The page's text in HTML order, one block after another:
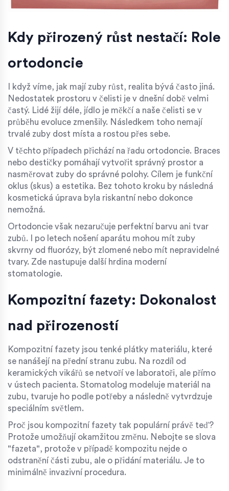
Kdy přirozený růst nestačí: Role
ortodoncie
I když víme, jak mají zuby růst, realita bývá často jiná.
Nedostatek prostoru v čelisti je v dnešní době velmi
častý. Lidé žijí déle, jídlo je měkčí a naše čelisti se v
průběhu evoluce zmenšily. Následkem toho nemají
trvalé zuby dost místa a rostou přes sebe.
V těchto případech přichází na řadu ortodoncie. Braces
nebo destičky pomáhají vytvořit správný prostor a
nasměrovat zuby do správné polohy. Cílem je funkční
oklus (skus) a estetika. Bez tohoto kroku by následná
kosmetická úprava byla riskantní nebo dokonce
nemožná.
Ortodoncie však nezaručuje perfektní barvu ani tvar
zubů. I po letech nošení aparátu mohou mít zuby
skvrny od fluorózy, být zlomené nebo mít nepravidelné
tvary. Zde nastupuje další hrdina moderní
stomatologie.
Kompozitní fazety: Dokonalost
nad přirozeností
Kompozitní fazety jsou tenké plátky materiálu, které
se nanášejí na přední stranu zubu. Na rozdíl od
keramických vikářů se netvoří ve laboratoři, ale přímo
v ústech pacienta. Stomatolog modeluje materiál na
zubu, tvaruje ho podle potřeby a následně vytvrdzuje
speciálním světlem.
Proč jsou kompozitní fazety tak populární právě teď?
Protože umožňují okamžitou změnu. Nebojte se slova
"fazeta", protože v případě kompozitu nejde o
odstranění části zubu, ale o přidání materiálu. Je to
minimálně invazivní procedura.